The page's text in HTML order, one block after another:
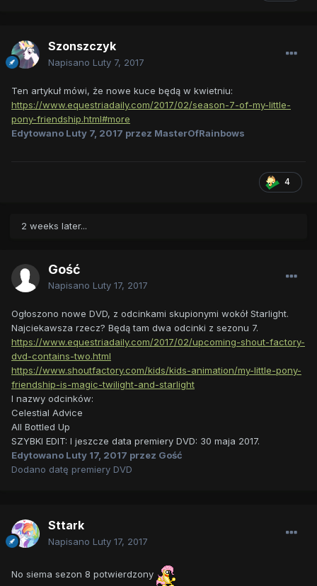
Szonszczyk
Napisano Luty 7, 2017
Ten artykuł mówi, że nowe kuce będą w kwietniu:
https://www.equestriadaily.com/2017/02/season-7-of-my-little-
pony-friendship.html#more
Edytowano Luty 7, 2017 przez MasterOfRainbows
4
2 weeks later...
Gość
Napisano Luty 17, 2017
Ogłoszono nowe DVD, z odcinkami skupionymi wokół Starlight.
Najciekawsza rzecz? Będą tam dwa odcinki z sezonu 7.
https://www.equestriadaily.com/2017/02/upcoming-shout-factory-
dvd-contains-two.html
https://www.shoutfactory.com/kids/kids-animation/my-little-pony-
friendship-is-magic-twilight-and-starlight
I nazwy odcinków:
Celestial Advice
All Bottled Up
SZYBKI EDIT: I jeszcze data premiery DVD: 30 maja 2017.
Edytowano Luty 17, 2017 przez Gość
Dodano datę premiery DVD
Sttark
Napisano Luty 17, 2017
No siema sezon 8 potwierdzony